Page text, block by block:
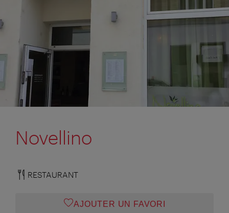
Novellino
RESTAURANT
AJOUTER UN FAVORI